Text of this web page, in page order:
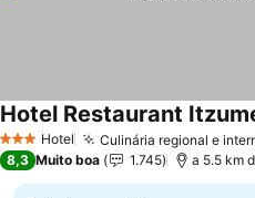
3 EstrelasHotel Culinária regional e
Hotel Restaurant
8,3 Muito boa 1.745 a 5.5 km